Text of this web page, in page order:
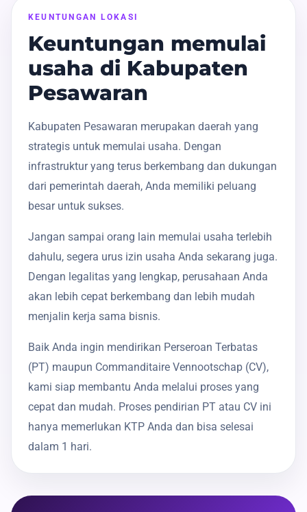
KEUNTUNGAN LOKASI
Keuntungan memulai
usaha di Kabupaten
Pesawaran
Kabupaten Pesawaran merupakan daerah yang
strategis untuk memulai usaha. Dengan
infrastruktur yang terus berkembang dan dukungan
dari pemerintah daerah, Anda memiliki peluang
besar untuk sukses.
Jangan sampai orang lain memulai usaha terlebih
dahulu, segera urus izin usaha Anda sekarang juga.
Dengan legalitas yang lengkap, perusahaan Anda
akan lebih cepat berkembang dan lebih mudah
menjalin kerja sama bisnis.
Baik Anda ingin mendirikan Perseroan Terbatas
(PT) maupun Commanditaire Vennootschap (CV),
kami siap membantu Anda melalui proses yang
cepat dan mudah. Proses pendirian PT atau CV ini
hanya memerlukan KTP Anda dan bisa selesai
dalam 1 hari.